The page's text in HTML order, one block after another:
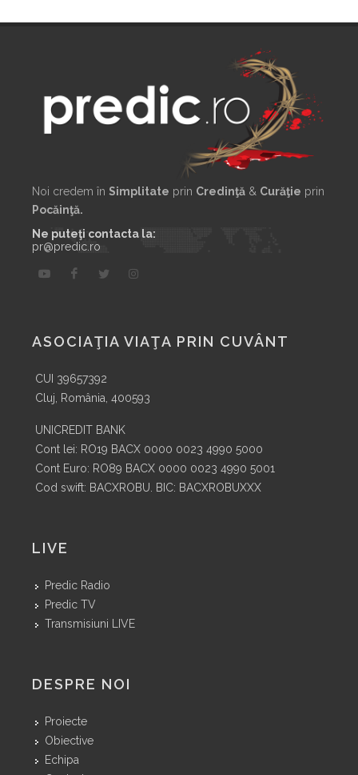
Noi credem în Simplitate prin Credinţă & Curăţie prin
Pocăinţă.
Ne puteţi contacta la:
pr@predic.ro
ASOCIAŢIA VIAŢA PRIN CUVÂNT
CUI 39657392
Cluj, România, 400593
UNICREDIT BANK
Cont lei: RO19 BACX 0000 0023 4990 5000
Cont Euro: RO89 BACX 0000 0023 4990 5001
Cod swift: BACXROBU. BIC: BACXROBUXXX
LIVE
Predic Radio
Predic TV
Transmisiuni LIVE
DESPRE NOI
Proiecte
Obiective
Echipa